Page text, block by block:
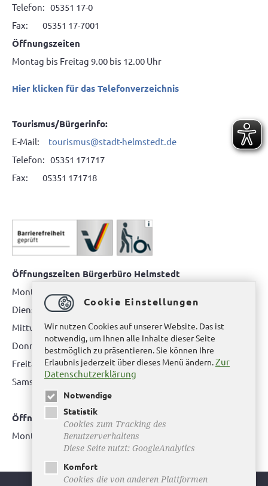
Telefon: 05351 17-0
Fax: 05351 17-7001
Öffnungszeiten
Montag bis Freitag 9.00 bis 12.00 Uhr
Hier klicken für das Telefonverzeichnis
Tourismus/Bürgerinfo:
E-Mail: tourismus@stadt-helmstedt.de
Telefon: 05351 171717
Fax: 05351 171718
Öffnungszeiten Bürgerbüro Helmstedt
Montag: 08.00 bis 12.00 Uhr
Dienstag: 08.00 bis 12.00 Uhr & 15.00 Uhr bis 17.00 Uhr
Mittwoch: nur nach Terminvereinbarung
Donnerstag: 08.00 bis 12.00 Uhr & 14.00 Uhr bis 16.00 Uhr
Freitag: nur nach Terminvereinbarung
Samstag:bitte hier klicken
Öffnungszeiten Bürgerbüro Büddenstedt
Montag: 14:00 bis 16:00 Uhr
Cookie Einstellungen
Wir nutzen Cookies auf unserer Website. Das ist
notwendig, um Ihnen alle Inhalte dieser Seite
bestmöglich zu präsentieren. Sie können Ihre
Erlaubnis jederzeit über dieses Menü ändern.Zur
Datenschutzerklärung
Notwendige
Statistik
Cookies zum Tracking des
Benutzerverhaltens
Diese Seite nutzt: GoogleAnalytics
Komfort
Cookies die von anderen Plattformen